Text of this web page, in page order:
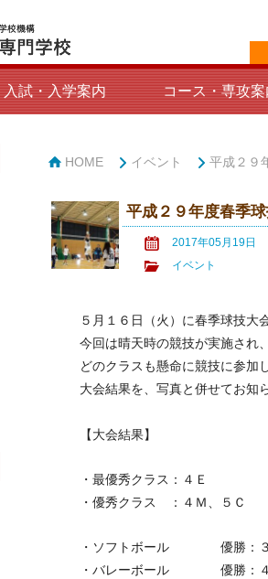
入試・入学案内 コース・専攻案
HOME イベント 平成２９
平成２９年度春季
2017年05月19日
イベント
５月１６日（火）に春季球技大
今回は晴天時の競技が実施され
どのクラスも懸命に競技に参加
大会結果を、写真と併せてお知
【大会結果】
・最優秀クラス：４Ｅ
・優秀クラス ：４Ｍ、５Ｃ
・ソフトボール 優勝：
・バレーボール 優勝：